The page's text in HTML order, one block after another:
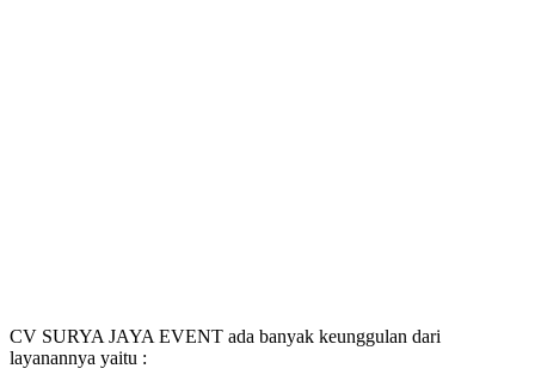
CV SURYA JAYA EVENT ada banyak keunggulan dari
layanannya yaitu :